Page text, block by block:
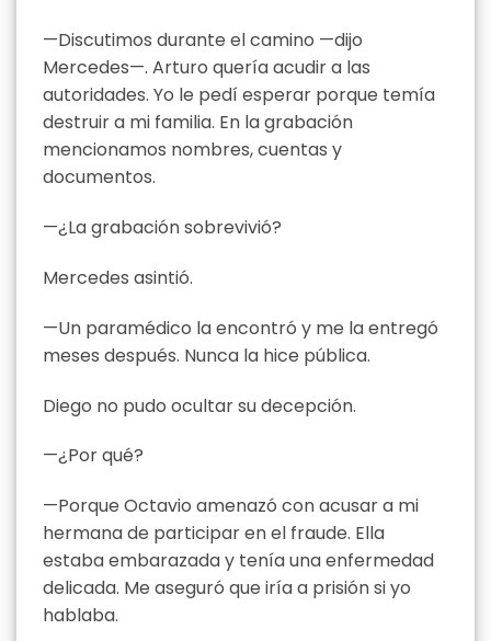
—Discutimos durante el camino —dijo
Mercedes—. Arturo quería acudir a las
autoridades. Yo le pedí esperar porque temía
destruir a mi familia. En la grabación
mencionamos nombres, cuentas y
documentos.
—¿La grabación sobrevivió?
Mercedes asintió.
—Un paramédico la encontró y me la entregó
meses después. Nunca la hice pública.
Diego no pudo ocultar su decepción.
—¿Por qué?
—Porque Octavio amenazó con acusar a mi
hermana de participar en el fraude. Ella
estaba embarazada y tenía una enfermedad
delicada. Me aseguró que iría a prisión si yo
hablaba.